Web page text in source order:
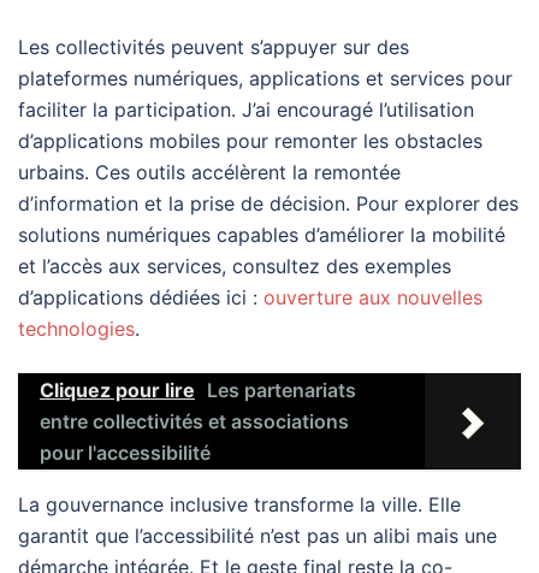
Les collectivités peuvent s’appuyer sur des
plateformes numériques, applications et services pour
faciliter la participation. J’ai encouragé l’utilisation
d’applications mobiles pour remonter les obstacles
urbains. Ces outils accélèrent la remontée
d’information et la prise de décision. Pour explorer des
solutions numériques capables d’améliorer la mobilité
et l’accès aux services, consultez des exemples
d’applications dédiées ici : ouverture aux nouvelles
technologies.
Cliquez pour lire Les partenariats
entre collectivités et associations
pour l'accessibilité
La gouvernance inclusive transforme la ville. Elle
garantit que l’accessibilité n’est pas un alibi mais une
démarche intégrée. Et le geste final reste la co-